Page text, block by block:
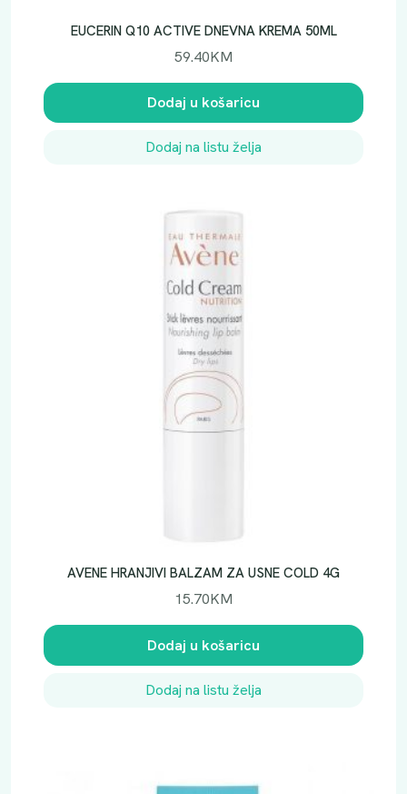
EUCERIN Q10 ACTIVE DNEVNA KREMA 50ML
59.40KM
Dodaj u košaricu
Dodaj na listu želja
AVENE HRANJIVI BALZAM ZA USNE COLD 4G
15.70KM
Dodaj u košaricu
Dodaj na listu želja